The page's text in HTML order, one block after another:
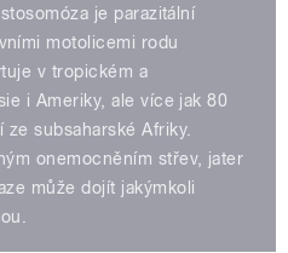
je parazitální
motolicemi rodu
v tropickém a
i Ameriky, ale více jak 80
subsaharské Afriky.
onemocněním střev, jater
může dojít jakýmkoli